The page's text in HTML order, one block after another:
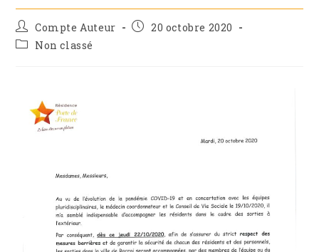
Compte Auteur
20 octobre 2020
Non classé